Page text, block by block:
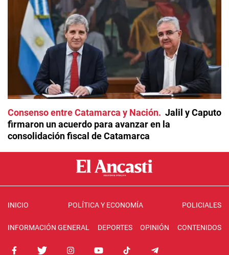
Consenso entre Catamarca y Nación
Jalil y Caputo
firmaron un acuerdo para avanzar en la
consolidación fiscal de Catamarca
INICIO POLÍTICA Y ECONOMÍA POLICIALES
INFORMACIÓN GENERAL DEPORTES OPINIÓN CONTENIDOS